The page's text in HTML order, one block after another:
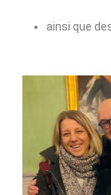
ainsi que